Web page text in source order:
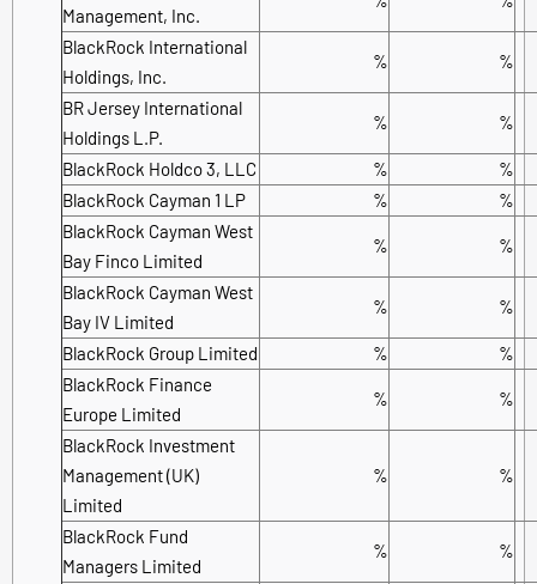
Management, Inc.
BlackRock International
Holdings, Inc.
% %
BR Jersey International
Holdings L.P.
% %
BlackRock Holdco 3, LLC %
%
BlackRock Cayman 1 LP
%
%
BlackRock Cayman West
Bay Finco Limited
% %
BlackRock Cayman West
Bay IV Limited
% %
BlackRock Group Limited %
%
BlackRock Finance
Europe Limited
% %
BlackRock Investment
Management (UK)
Limited
% %
BlackRock Fund
Managers Limited
% %